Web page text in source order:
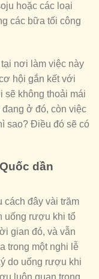
hoặc các loại
các bữa tối công
nơi làm việc này
hội gắn kết với
sẽ không thoải mái
ở đó, còn việc
sao? Điều đó sẽ có
dần
cách đây vài trăm
uống rượu khi tổ
gian đó, và vẫn
trong một nghi lễ
do uống rượu khi